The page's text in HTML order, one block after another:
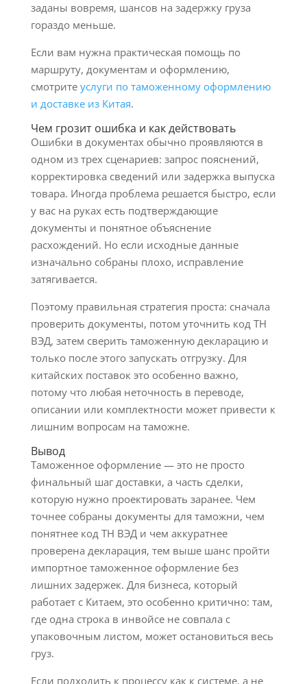
заданы вовремя, шансов на задержку груза
гораздо меньше.
Если вам нужна практическая помощь по
маршруту, документам и оформлению,
смотрите услуги по таможенному оформлению
и доставке из Китая.
Чем грозит ошибка и как действовать
Ошибки в документах обычно проявляются в
одном из трех сценариев: запрос пояснений,
корректировка сведений или задержка выпуска
товара. Иногда проблема решается быстро, если
у вас на руках есть подтверждающие
документы и понятное объяснение
расхождений. Но если исходные данные
изначально собраны плохо, исправление
затягивается.
Поэтому правильная стратегия проста: сначала
проверить документы, потом уточнить код ТН
ВЭД, затем сверить таможенную декларацию и
только после этого запускать отгрузку. Для
китайских поставок это особенно важно,
потому что любая неточность в переводе,
описании или комплектности может привести к
лишним вопросам на таможне.
Вывод
Таможенное оформление — это не просто
финальный шаг доставки, а часть сделки,
которую нужно проектировать заранее. Чем
точнее собраны документы для таможни, чем
понятнее код ТН ВЭД и чем аккуратнее
проверена декларация, тем выше шанс пройти
импортное таможенное оформление без
лишних задержек. Для бизнеса, который
работает с Китаем, это особенно критично: там,
где одна строка в инвойсе не совпала с
упаковочным листом, может остановиться весь
груз.
Если подходить к процессу как к системе, а не